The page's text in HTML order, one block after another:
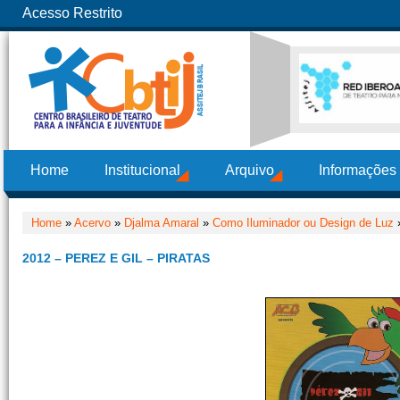
Acesso Restrito
Home Institucional Arquivo
Home » Acervo » Djalma Amaral » Como Iluminador ou Design de Luz
2012 – PEREZ E GIL – PIRATAS